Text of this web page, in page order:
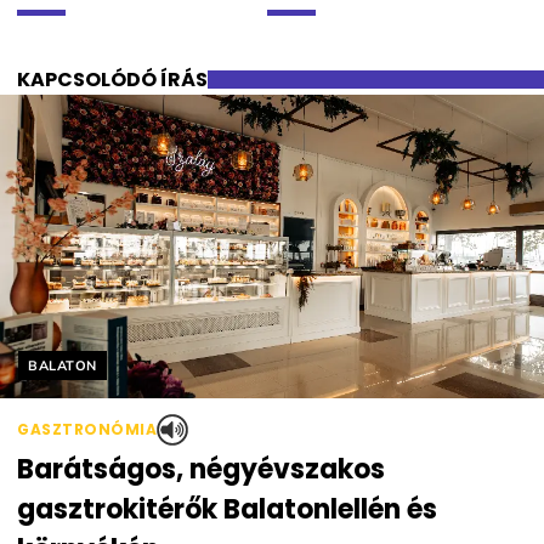
KAPCSOLÓDÓ ÍRÁS
Helyszín címkék:
BALATON
GASZTRONÓMIA
Barátságos, négyévszakos
gasztrokitérők Balatonlellén és